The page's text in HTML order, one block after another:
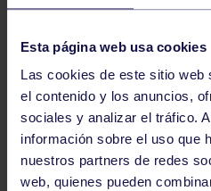
Esta página web usa cookies
Las cookies de este sitio web
el contenido y los anuncios,
sociales y analizar el tráfico.
información sobre el uso que
nuestros partners de redes
web, quienes pueden
09:45h
CTO DE ASTURIAS DE
(2ªJORNADA) Y CONTROL
1006 1007 1008
1012